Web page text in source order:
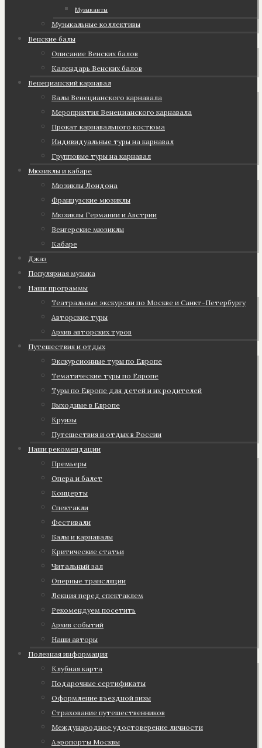
Музыканты
Музыкальные коллективы
Венские балы
Описание Венских балов
Календарь Венских балов
Венецианский карнавал
Балы Венецианского карнавала
Мероприятия Венецианского карнавала
Прокат карнавального костюма
Индивидуальные туры на карнавал
Групповые туры на карнавал
Мюзиклы и кабаре
Мюзиклы Лондона
Французские мюзиклы
Мюзиклы Германии и Австрии
Венгерские мюзиклы
Кабаре
Джаз
Популярная музыка
Наши программы
Театральные экскурсии по Москве и Санкт-Петербургу
Авторские туры
Архив авторских туров
Путешествия и отдых
Экскурсионные туры по Европе
Тематические туры по Европе
Туры по Европе для детей и их родителей
Выходные в Европе
Круизы
Путешествия и отдых в России
Наши рекомендации
Премьеры
Опера и балет
Концерты
Спектакли
Фестивали
Балы и карнавалы
Критические статьи
Читальный зал
Оперные трансляции
Лекция перед спектаклем
Рекомендуем посетить
Архив событий
Наши авторы
Полезная информация
Клубная карта
Подарочные сертификаты
Оформление въездной визы
Страхование путешественников
Международное удостоверение личности
Аэропорты Москвы